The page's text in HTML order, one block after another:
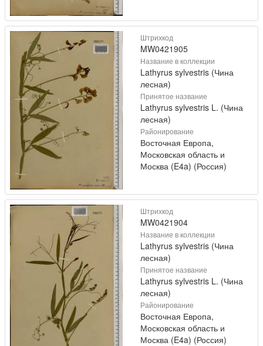
Штрихкод
MW0421905
Название в коллекции
Lathyrus sylvestris (Чина
лесная)
Принятое название
Lathyrus sylvestris L. (Чина
лесная)
Районирование
Восточная Европа,
Московская область и
Москва (E4a) (Россия)
Штрихкод
MW0421904
Название в коллекции
Lathyrus sylvestris (Чина
лесная)
Принятое название
Lathyrus sylvestris L. (Чина
лесная)
Районирование
Восточная Европа,
Московская область и
Москва (E4a) (Россия)